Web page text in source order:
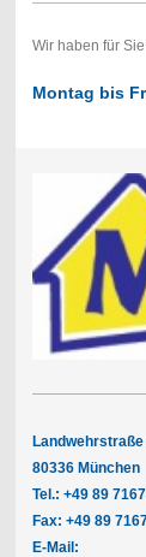
Wir haben für
Montag bis
Landwehrstraße
80336 München
Tel.: +49 89
Fax: +49 89
E-Mail: